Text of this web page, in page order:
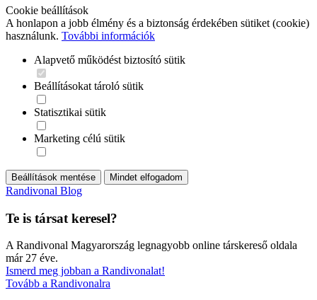
Cookie beállítások
A honlapon a jobb élmény és a biztonság érdekében sütiket (cookie)
használunk. További információk
Alapvető működést biztosító sütik
Beállításokat tároló sütik
Statisztikai sütik
Marketing célú sütik
Beállítások mentése Mindet elfogadom
Randivonal Blog
Te is társat keresel?
A Randivonal Magyarország legnagyobb online társkereső oldala
már 27 éve.
Ismerd meg jobban a Randivonalat!
Tovább a Randivonalra